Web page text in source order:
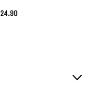
24.90